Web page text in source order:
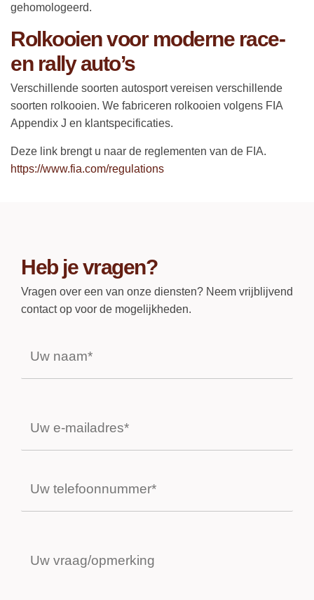
gehomologeerd.
Rolkooien voor moderne race-
en rally auto’s
Verschillende soorten autosport vereisen verschillende
soorten rolkooien. We fabriceren rolkooien volgens FIA
Appendix J en klantspecificaties.
Deze link brengt u naar de reglementen van de FIA.
https://www.fia.com/regulations
Heb je vragen?
Vragen over een van onze diensten? Neem vrijblijvend
contact op voor de mogelijkheden.